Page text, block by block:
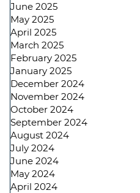
June 2025
May 2025
April 2025
March 2025
February 2025
January 2025
December 2024
November 2024
October 2024
September 2024
August 2024
July 2024
June 2024
May 2024
April 2024